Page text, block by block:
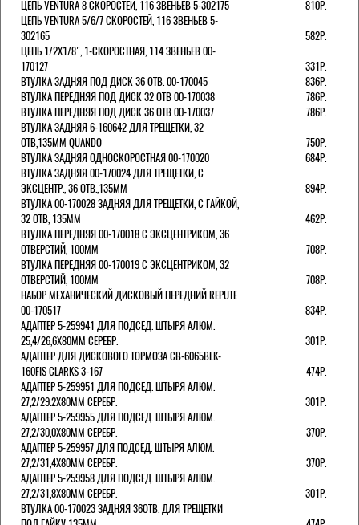
ЦЕПЬ VENTURA 8 СКОРОСТЕЙ, 116 ЗВЕНЬЕВ 5-302175
810Р.
ЦЕПЬ VENTURA 5/6/7 СКОРОСТЕЙ, 116 ЗВЕНЬЕВ 5-
302165
582Р.
ЦЕПЬ 1/2Х1/8", 1-СКОРОСТНАЯ, 114 ЗВЕНЬЕВ 00-
170127
331Р.
ВТУЛКА ЗАДНЯЯ ПОД ДИСК 36 ОТВ. 00-170045
836Р.
ВТУЛКА ПЕРЕДНЯЯ ПОД ДИСК 32 ОТВ 00-170038
786Р.
ВТУЛКА ПЕРЕДНЯЯ ПОД ДИСК 36 ОТВ 00-170037
786Р.
ВТУЛКА ЗАДНЯЯ 6-160642 ДЛЯ ТРЕЩЕТКИ, 32
ОТВ,135ММ QUANDO
750Р.
ВТУЛКА ЗАДНЯЯ ОДНОСКОРОСТНАЯ 00-170020
684Р.
ВТУЛКА ЗАДНЯЯ 00-170024 ДЛЯ ТРЕЩЕТКИ, С
ЭКСЦЕНТР., 36 ОТВ.,135ММ
894Р.
ВТУЛКА 00-170028 ЗАДНЯЯ ДЛЯ ТРЕЩЕТКИ, С ГАЙКОЙ,
32 ОТВ, 135ММ
462Р.
ВТУЛКА ПЕРЕДНЯЯ 00-170018 С ЭКСЦЕНТРИКОМ, 36
ОТВЕРСТИЙ, 100ММ
708Р.
ВТУЛКА ПЕРЕДНЯЯ 00-170019 С ЭКСЦЕНТРИКОМ, 32
ОТВЕРСТИЙ, 100ММ
708Р.
НАБОР МЕХАНИЧЕСКИЙ ДИСКОВЫЙ ПЕРЕДНИЙ REPUTE
00-170517
834Р.
АДАПТЕР 5-259941 ДЛЯ ПОДСЕД. ШТЫРЯ АЛЮМ.
25,4/26,6Х80ММ СЕРЕБР.
301Р.
АДАПТЕР ДЛЯ ДИСКОВОГО ТОРМОЗА CB-6065BLK-
160FIS CLARKS 3-167
474Р.
АДАПТЕР 5-259951 ДЛЯ ПОДСЕД. ШТЫРЯ АЛЮМ.
27,2/29.2Х80ММ СЕРЕБР.
301Р.
АДАПТЕР 5-259955 ДЛЯ ПОДСЕД. ШТЫРЯ АЛЮМ.
27,2/30,0Х80ММ СЕРЕБР.
370Р.
АДАПТЕР 5-259957 ДЛЯ ПОДСЕД. ШТЫРЯ АЛЮМ.
27,2/31,4Х80ММ СЕРЕБР.
370Р.
АДАПТЕР 5-259958 ДЛЯ ПОДСЕД. ШТЫРЯ АЛЮМ.
27,2/31,8Х80ММ СЕРЕБР.
301Р.
ВТУЛКА 00-170023 ЗАДНЯЯ 36ОТВ. ДЛЯ ТРЕЩЕТКИ